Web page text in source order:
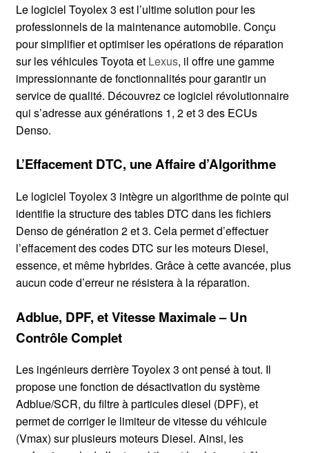
Le logiciel Toyolex 3 est l’ultime solution pour les
professionnels de la maintenance automobile. Conçu
pour simplifier et optimiser les opérations de réparation
sur les véhicules Toyota et Lexus, il offre une gamme
impressionnante de fonctionnalités pour garantir un
service de qualité. Découvrez ce logiciel révolutionnaire
qui s’adresse aux générations 1, 2 et 3 des ECUs
Denso.
L’Effacement DTC, une Affaire d’Algorithme
Le logiciel Toyolex 3 intègre un algorithme de pointe qui
identifie la structure des tables DTC dans les fichiers
Denso de génération 2 et 3. Cela permet d’effectuer
l’effacement des codes DTC sur les moteurs Diesel,
essence, et même hybrides. Grâce à cette avancée, plus
aucun code d’erreur ne résistera à la réparation.
Adblue, DPF, et Vitesse Maximale – Un
Contrôle Complet
Les ingénieurs derrière Toyolex 3 ont pensé à tout. Il
propose une fonction de désactivation du système
Adblue/SCR, du filtre à particules diesel (DPF), et
permet de corriger le limiteur de vitesse du véhicule
(Vmax) sur plusieurs moteurs Diesel. Ainsi, les